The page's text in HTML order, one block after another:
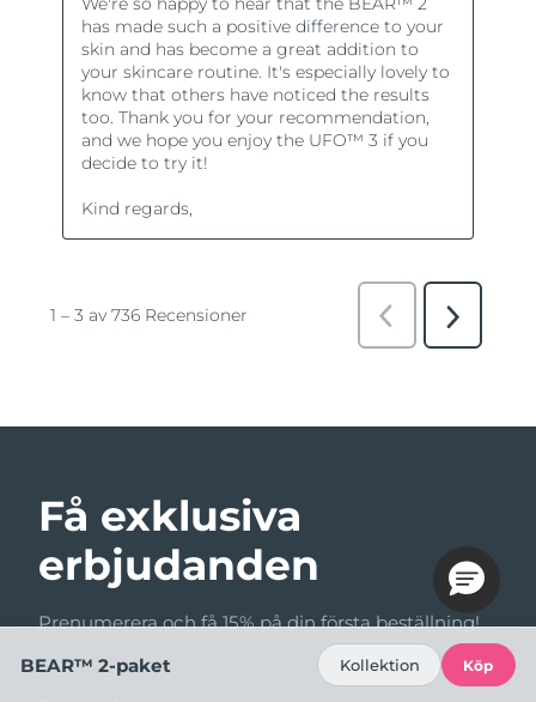
Få exklusiva
erbjudanden
Prenumerera och få 15% på din första beställning!
BEAR™ 2-paket Kollektion Köp